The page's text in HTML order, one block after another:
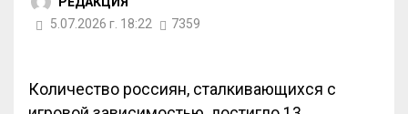
5.07.2026 г. 18:22
7359
Количество россиян, сталкивающихся с